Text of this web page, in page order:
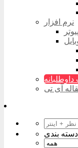
نرم افزار
آی تی
دسته بندی